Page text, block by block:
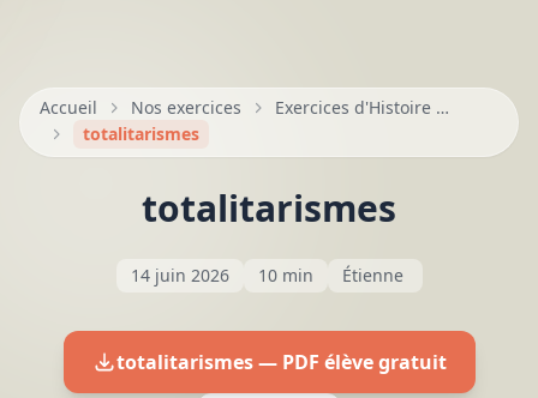
Accueil Nos exercices
Exercices d'Histoire — Seconde, Première, Terminale
totalitarismes
totalitarismes
14 juin 2026 10 min Étienne
totalitarismes — PDF élève gratuit